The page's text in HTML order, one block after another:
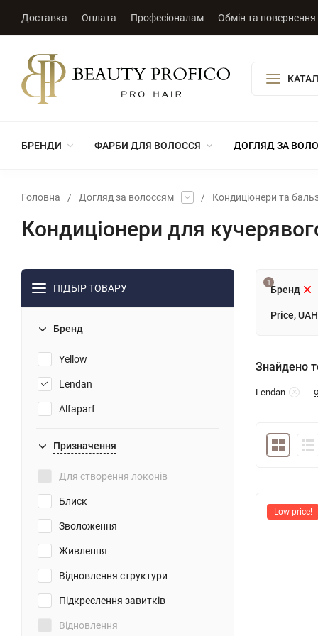
Доставка Оплата Професіоналам Обмін та повернення
БРЕНДИ ФАРБИ ДЛЯ ВОЛОССЯ ДОГЛЯД ЗА
Головна / Догляд за волоссям / Кондиціонери та
Кондиціонери для
ПІДБІР ТОВАРУ
Бренд
Yellow
Lendan
Alfaparf
Призначення
Для створення локонів
Блиск
Зволоження
Живлення
Відновлення структури
Підкреслення завитків
Відновлення
Бренд
1
Price, UAH
Знайдено
Lendan
Low price!